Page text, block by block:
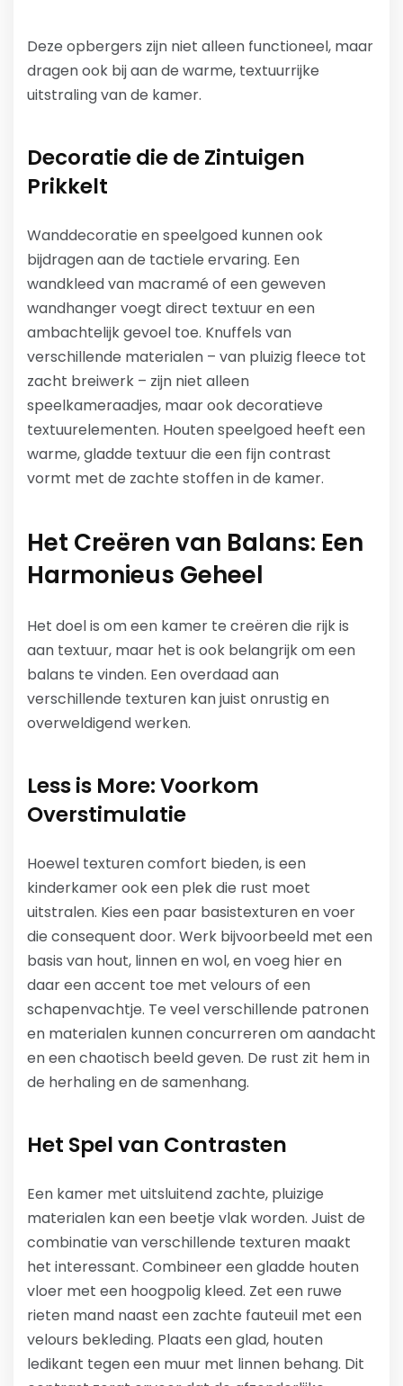
Deze opbergers zijn niet alleen functioneel, maar
dragen ook bij aan de warme, textuurrijke
uitstraling van de kamer.
Decoratie die de Zintuigen
Prikkelt
Wanddecoratie en speelgoed kunnen ook
bijdragen aan de tactiele ervaring. Een
wandkleed van macramé of een geweven
wandhanger voegt direct textuur en een
ambachtelijk gevoel toe. Knuffels van
verschillende materialen – van pluizig fleece tot
zacht breiwerk – zijn niet alleen
speelkameraadjes, maar ook decoratieve
textuurelementen. Houten speelgoed heeft een
warme, gladde textuur die een fijn contrast
vormt met de zachte stoffen in de kamer.
Het Creëren van Balans: Een
Harmonieus Geheel
Het doel is om een kamer te creëren die rijk is
aan textuur, maar het is ook belangrijk om een
balans te vinden. Een overdaad aan
verschillende texturen kan juist onrustig en
overweldigend werken.
Less is More: Voorkom
Overstimulatie
Hoewel texturen comfort bieden, is een
kinderkamer ook een plek die rust moet
uitstralen. Kies een paar basistexturen en voer
die consequent door. Werk bijvoorbeeld met een
basis van hout, linnen en wol, en voeg hier en
daar een accent toe met velours of een
schapenvachtje. Te veel verschillende patronen
en materialen kunnen concurreren om aandacht
en een chaotisch beeld geven. De rust zit hem in
de herhaling en de samenhang.
Het Spel van Contrasten
Een kamer met uitsluitend zachte, pluizige
materialen kan een beetje vlak worden. Juist de
combinatie van verschillende texturen maakt
het interessant. Combineer een gladde houten
vloer met een hoogpolig kleed. Zet een ruwe
rieten mand naast een zachte fauteuil met een
velours bekleding. Plaats een glad, houten
ledikant tegen een muur met linnen behang. Dit